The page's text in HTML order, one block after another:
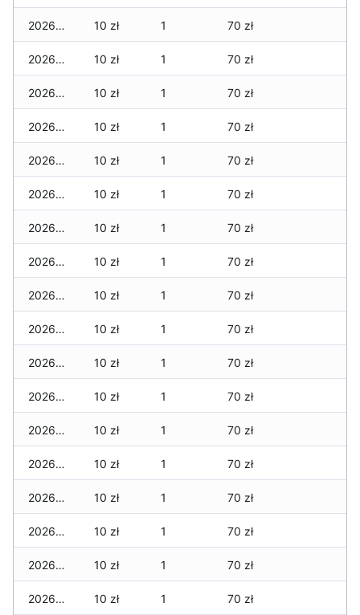
2026-04-28 10 zł 1 70 zł
2026-04-27 10 zł 1 70 zł
2026-04-26 10 zł 1 70 zł
2026-04-25 10 zł 1 70 zł
2026-04-24 10 zł 1 70 zł
2026-04-23 10 zł 1 70 zł
2026-04-22 10 zł 1 70 zł
2026-04-21 10 zł 1 70 zł
2026-04-20 10 zł 1 70 zł
2026-04-19 10 zł 1 70 zł
2026-04-18 10 zł 1 70 zł
2026-04-17 10 zł 1 70 zł
2026-04-16 10 zł 1 70 zł
2026-04-15 10 zł 1 70 zł
2026-04-14 10 zł 1 70 zł
2026-04-13 10 zł 1 70 zł
2026-04-12 10 zł 1 70 zł
2026-04-11 10 zł 1 70 zł